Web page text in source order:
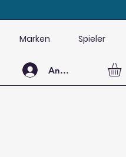
Marken Spieler
Anmelden